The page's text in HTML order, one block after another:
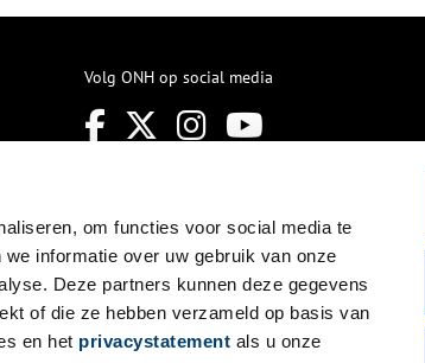
om functies voor social media te
informatie over uw gebruik van onze
Deze partners kunnen deze gegevens
of die ze hebben verzameld op basis van
en het privacystatement als u onze
Volg ONH op social media